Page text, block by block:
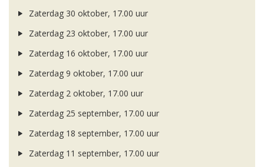
Zaterdag 30 oktober, 17.00 uur
Zaterdag 23 oktober, 17.00 uur
Zaterdag 16 oktober, 17.00 uur
Zaterdag 9 oktober, 17.00 uur
Zaterdag 2 oktober, 17.00 uur
Zaterdag 25 september, 17.00 uur
Zaterdag 18 september, 17.00 uur
Zaterdag 11 september, 17.00 uur